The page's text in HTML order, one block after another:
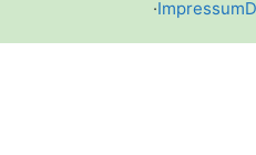
·Impressum